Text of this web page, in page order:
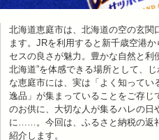
北海道恵庭市は、北海道の空の玄関
ます。JRを利用すると新千歳空港
セスの良さが魅力。豊かな自然と利
北海道”を体感できる場所として、
な恵庭市には、実は「よく知って
逸品」が集まっていることをご存じ
のお供に、大切な人が集るハレの日
に……。今回は、ふるさと納税の返
紹介します。